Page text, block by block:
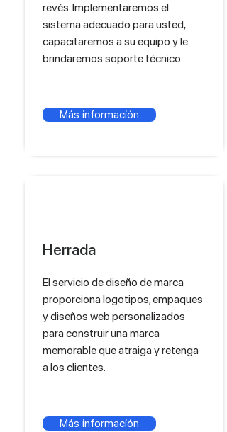
revés. Implementaremos el
sistema adecuado para usted,
capacitaremos a su equipo y le
brindaremos soporte técnico.
Más información
Herrada
El servicio de diseño de marca
proporciona logotipos, empaques
y diseños web personalizados
para construir una marca
memorable que atraiga y retenga
a los clientes.
Más información